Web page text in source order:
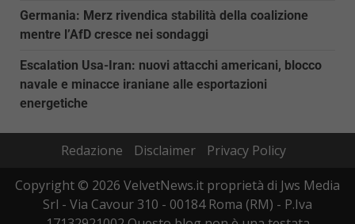
Germania: Merz rivendica stabilità della coalizione
mentre l’AfD cresce nei sondaggi
Escalation Usa-Iran: nuovi attacchi americani, blocco
navale e minacce iraniane alle esportazioni
energetiche
Redazione Disclaimer
Privacy Policy
Copyright © 2026 VelvetNews.it proprietà di Jws Media
Srl - Via Cavour 310 - 00184 Roma (RM) - P.Iva